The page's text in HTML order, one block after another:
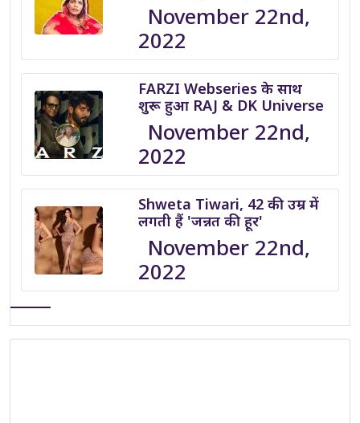
November 22nd,
2022
FARZI Webseries के साथ
शुरू हुआ RAJ & DK Universe
November 22nd,
2022
Shweta Tiwari, 42 की उम्र में
लगती हैं 'जन्नत की हूर'
November 22nd,
2022